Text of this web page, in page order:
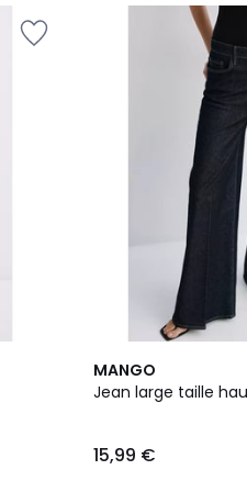
MANGO
Jean large taille
15,99 €